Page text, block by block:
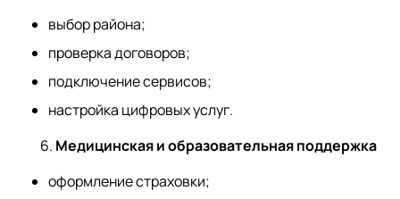
выбор района;
проверка договоров;
подключение сервисов;
настройка цифровых услуг.
Медицинская и образовательная поддержка
оформление страховки;